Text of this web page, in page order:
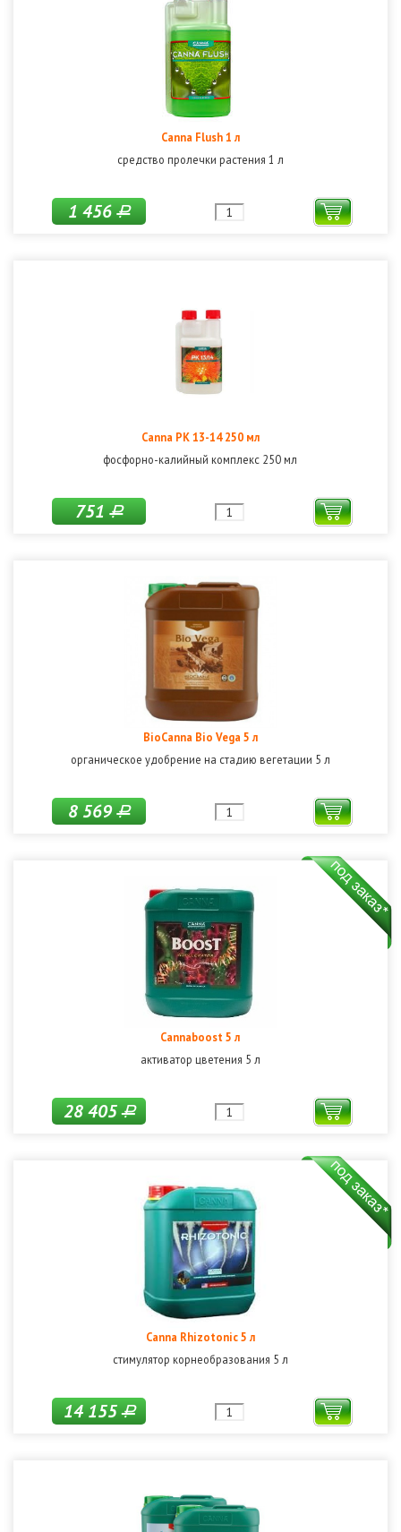
Canna Flush 1 л
средство пролечки растения 1 л
1 456Р
Canna PK 13-14 250 мл
фосфорно-калийный комплекс 250 мл
751Р
BioCanna Bio Vega 5 л
органическое удобрение на стадию вегетации 5 л
8 569Р
Cannaboost 5 л
активатор цветения 5 л
28 405Р
Canna Rhizotonic 5 л
стимулятор корнеобразования 5 л
14 155Р